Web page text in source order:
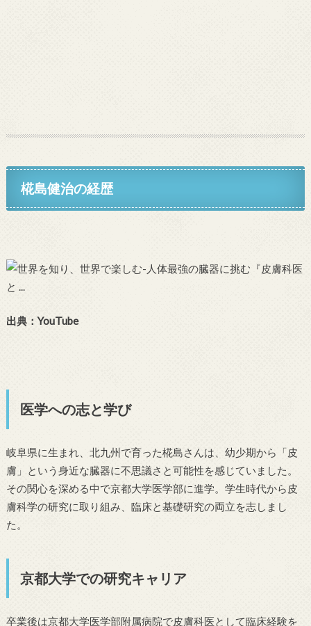
椛島健治の経歴
出典：YouTube
医学への志と学び
岐阜県に生まれ、北九州で育った椛島さんは、幼少期から「皮
膚」という身近な臓器に不思議さと可能性を感じていました。
その関心を深める中で京都大学医学部に進学。学生時代から皮
膚科学の研究に取り組み、臨床と基礎研究の両立を志しまし
た。
京都大学での研究キャリア
卒業後は京都大学医学部附属病院で皮膚科医として臨床経験を